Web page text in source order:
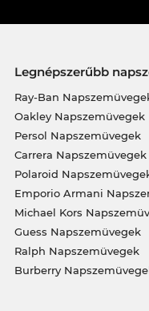
Legnépszerűbb
Ray-Ban
Oakley Napszemüvegek
Persol Napszemüvegek
Carrera Napszemüvegek
Polaroid
Emporio Armani
Michael Kors
Guess Napszemüvegek
Ralph Napszemüvegek
Burberry